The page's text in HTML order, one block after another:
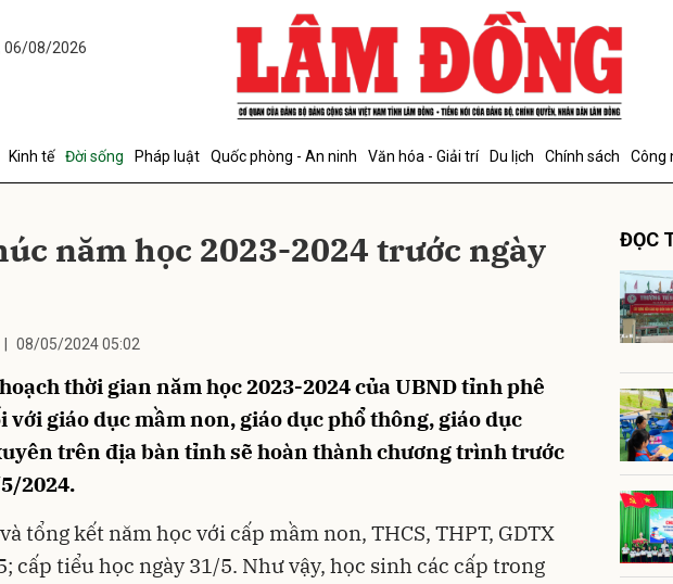
06/08/2026
Kinh tế Đời sống Pháp luật Quốc phòng - An ninh Văn hóa - Giải trí Du lịch Chính sách Công
năm học 2023-2024 trước ngày
08/05/2024 05:02
thời gian năm học 2023-2024 của UBND tỉnh phê
với giáo dục mầm non, giáo dục phổ thông, giáo dục
trên địa bàn tỉnh sẽ hoàn thành chương trình trước
2024.
tổng kết năm học với cấp mầm non, THCS, THPT, GDTX
cấp tiểu học ngày 31/5. Như vậy, học sinh các cấp trong
ĐỌC
Gửi bình luận